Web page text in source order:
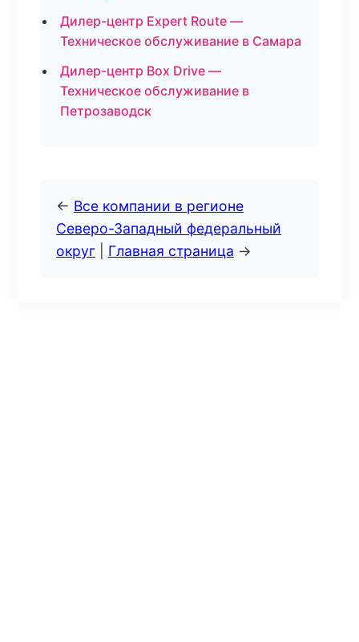
Дилер-центр Expert Route —
Техническое обслуживание в Самара
Дилер-центр Box Drive —
Техническое обслуживание в
Петрозаводск
← Все компании в регионе
Северо-Западный федеральный
округ
Главная страница →